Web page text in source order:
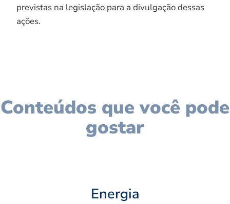
previstas na legislação para a divulgação dessas
ações.
Conteúdos que você pode
gostar
Energia